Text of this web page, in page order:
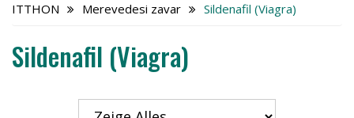
ITTHON Merevedesi zavar Sildenafil (Viagra)
Sildenafil (Viagra)